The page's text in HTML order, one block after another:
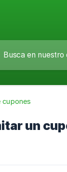
cupones
un